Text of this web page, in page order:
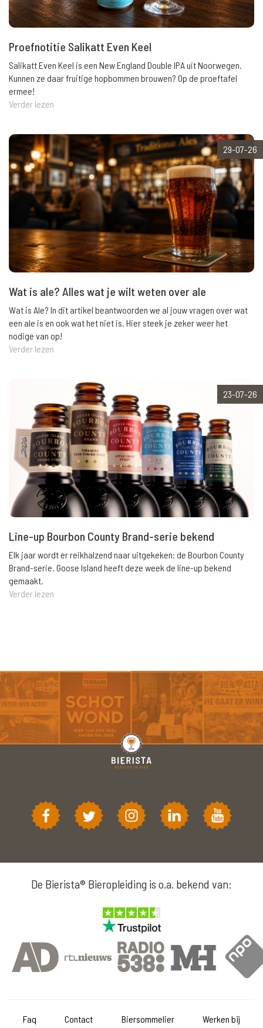
Proefnotitie Salikatt Even Keel
Salikatt Even Keel is een New England Double IPA uit Noorwegen.
Kunnen ze daar fruitige hopbommen brouwen? Op de proeftafel
ermee!
Verder lezen
29-07-26
Wat is ale? Alles wat je wilt weten over ale
Wat is Ale? In dit artikel beantwoorden we al jouw vragen over wat
een ale is en ook wat het niet is. Hier steek je zeker weer het
nodige van op!
Verder lezen
23-07-26
Line-up Bourbon County Brand-serie bekend
Elk jaar wordt er reikhalzend naar uitgekeken: de Bourbon County
Brand-serie. Goose Island heeft deze week de line-up bekend
gemaakt.
Verder lezen
De Bierista® Bieropleiding is o.a. bekend van:
Faq Contact Biersommelier Werken bij